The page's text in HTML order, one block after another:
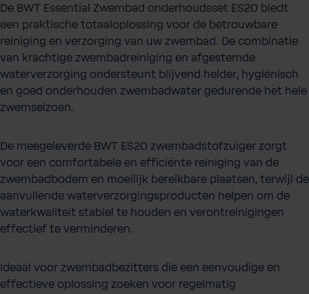
De BWT Essential Zwembad onderhoudsset ES20 biedt
een praktische totaaloplossing voor de betrouwbare
reiniging en verzorging van uw zwembad. De combinatie
van krachtige zwembadreiniging en afgestemde
waterverzorging ondersteunt blijvend helder, hygiënisch
en goed onderhouden zwembadwater gedurende het hele
zwemseizoen.
De meegeleverde BWT ES20 zwembadstofzuiger zorgt
voor een comfortabele en efficiënte reiniging van de
zwembadbodem en moeilijk bereikbare plaatsen, terwijl de
aanvullende waterverzorgingsproducten helpen om de
waterkwaliteit stabiel te houden en verontreinigingen
effectief te verminderen.
Ideaal voor zwembadbezitters die een eenvoudige en
effectieve oplossing zoeken voor regelmatig